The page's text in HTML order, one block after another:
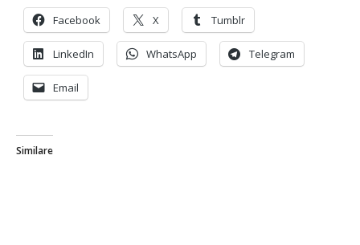
Facebook X Tumblr
LinkedIn WhatsApp Telegram
Email
Similare